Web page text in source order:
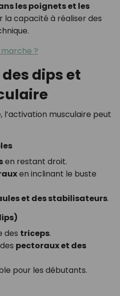
les poignets et les
capacité à réaliser des
?
dips et
l’activation musculaire peut
en restant droit.
en inclinant le buste
et des stabilisateurs.
des triceps.
pectoraux et des
pour les débutants.